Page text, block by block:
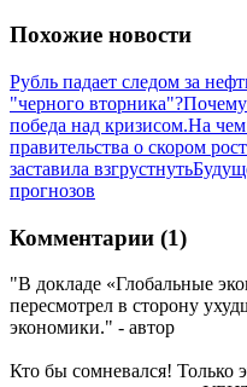
Похожие новости
Рубль падает следом за
"черного вторника"?Почему
победа над кризисом.На
правительства о скором
заставила взгрустнуть
прогнозов
Комментарии (1)
"В докладе «Глобальные
пересмотрел в сторону
экономики." - автор
Кто бы сомневался! Только